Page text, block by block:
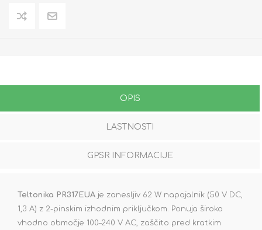
OPIS
LASTNOSTI
GPSR INFORMACIJE
Teltonika PR317EUA je zanesljiv 62 W napajalnik (50 V DC,
1,3 A) z 2-pinskim izhodnim priključkom. Ponuja široko
vhodno območje 100–240 V AC, zaščito pred kratkim